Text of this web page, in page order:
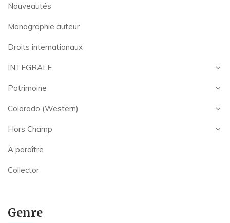
Nouveautés
Monographie auteur
Droits internationaux
INTEGRALE
Patrimoine
Colorado (Western)
Hors Champ
À paraître
Collector
Genre